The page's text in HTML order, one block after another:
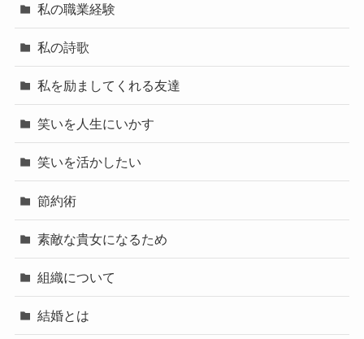
私の職業経験
私の詩歌
私を励ましてくれる友達
笑いを人生にいかす
笑いを活かしたい
節約術
素敵な貴女になるため
組織について
結婚とは